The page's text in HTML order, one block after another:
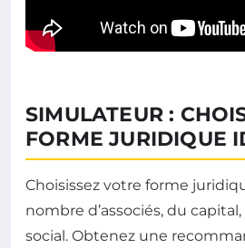
SIMULATEUR :
FORME JURIDIQUE
Choisissez votre forme
nombre d’associés, du
social. Obtenez une